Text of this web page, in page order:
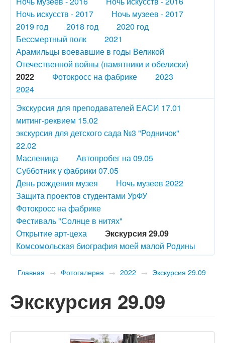
Ночь искусств - 2017
Ночь музеев - 2017
2019 год
2018 год
2020 год
Бессмертный полк
2021
Арамильцы воевавшие в годы Великой
Отечественной войны (памятники и обелиски)
2022
Фотокросс на фабрике
2023
2024
Экскурсия для преподавателей ЕАСИ 17.01
митинг-реквием 15.02
экскурсия для детского сада №3 "Родничок"
22.02
Масленица
Автопробег на 09.05
Субботник у фабрики 07.05
День рождения музея
Ночь музеев 2022
Защита проектов студентами УрФУ
Фотокросс на фабрике
Фестиваль "Солнце в нитях"
Открытие арт-цеха
Экскурсия 29.09
Комсомольская биография моей малой Родины
Главная → Фотогалерея → 2022 → Экскурсия 29.09
Экскурсия 29.09